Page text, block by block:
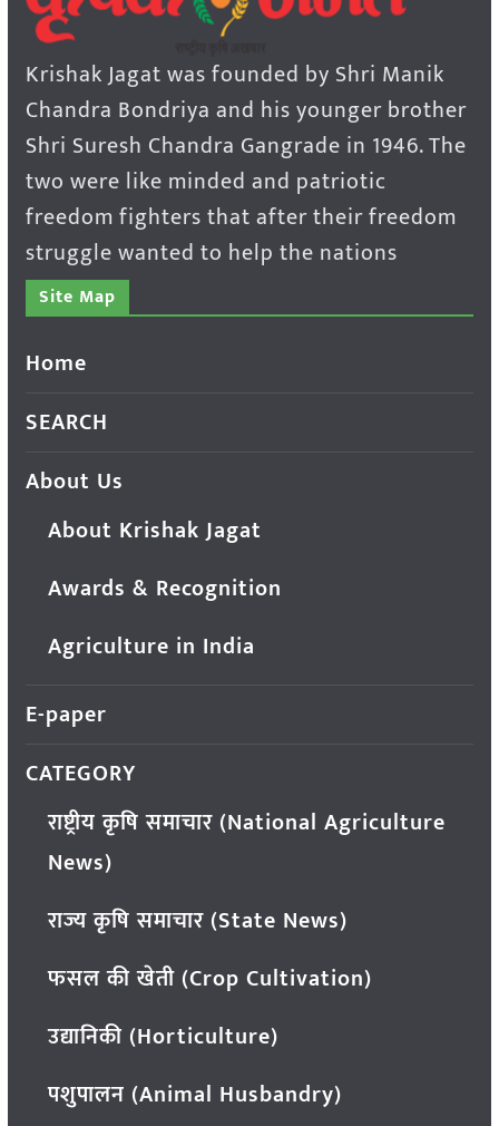
Krishak Jagat was founded by Shri Manik
Chandra Bondriya and his younger brother
Shri Suresh Chandra Gangrade in 1946. The
two were like minded and patriotic
freedom fighters that after their freedom
struggle wanted to help the nations
Site Map
Home
SEARCH
About Us
About Krishak Jagat
Awards & Recognition
Agriculture in India
E-paper
CATEGORY
राष्ट्रीय कृषि समाचार (National Agriculture
News)
राज्य कृषि समाचार (State News)
फसल की खेती (Crop Cultivation)
उद्यानिकी (Horticulture)
पशुपालन (Animal Husbandry)